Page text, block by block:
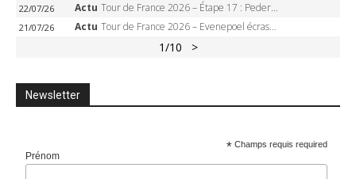
22/07/26 Actu Tour de France 2026 – Étape 17 : Pedersen peut-il verrouiller le maillot vert à Voiron ?
21/07/26 Actu Tour de France 2026 – Evenepoel écrase le chrono d’Évian, Seixas 4e, Lipowitz abandonne
1/10 >
Newsletter
* Champs requis required
Prénom